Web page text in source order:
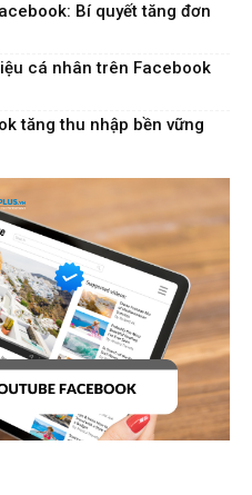
Bí quyết tăng đơn
cá nhân trên Facebook
tăng thu nhập bền vững